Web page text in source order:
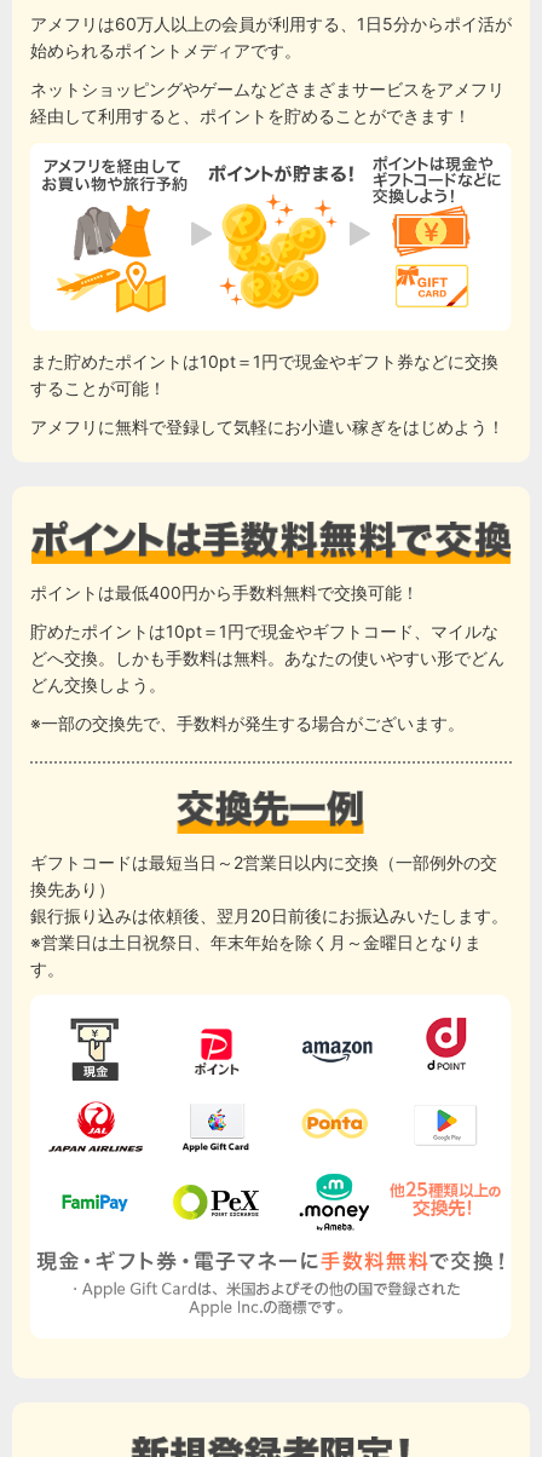
アメフリは60万人以上の会員が利用する、1日5分からポイ活が
始められるポイントメディアです。
ネットショッピングやゲームなどさまざまサービスをアメフリ
経由して利用すると、ポイントを貯めることができます！
また貯めたポイントは10pt＝1円で現金やギフト券などに交換
することが可能！
アメフリに無料で登録して気軽にお小遣い稼ぎをはじめよう！
ポイントは最低400円から手数料無料で交換可能！
貯めたポイントは10pt＝1円で現金やギフトコード、マイルな
どへ交換。しかも手数料は無料。あなたの使いやすい形でどん
どん交換しよう。
※一部の交換先で、手数料が発生する場合がございます。
ギフトコードは最短当日～2営業日以内に交換（一部例外の交
換先あり）
銀行振り込みは依頼後、翌月20日前後にお振込みいたします。
※営業日は土日祝祭日、年末年始を除く月～金曜日となりま
す。